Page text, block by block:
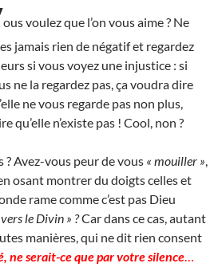
ous voulez que l’on vous aime ? Ne
jamais rien de négatif et regardez
si vous voyez une injustice : si
ne la regardez pas, ça voudra dire
ne vous regarde pas non plus,
qu’elle n’existe pas ! Cool, non ?
? Avez-vous peur de vous « mouiller »
osant montrer du doigts celles et
rame comme c’est pas Dieu
le Divin » ?Car dans ce cas, autant
manières, qui ne dit rien consent
ne serait-ce que par votre silence